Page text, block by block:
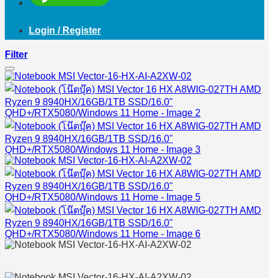
Login / Register
Filter